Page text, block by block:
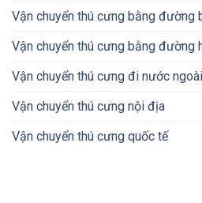
Vận chuyển thú cưng bằng đường
Vận chuyển thú cưng bằng đường
Vận chuyển thú cưng đi nước ngoài
Vận chuyển thú cưng nội địa
Vận chuyển thú cưng quốc tế